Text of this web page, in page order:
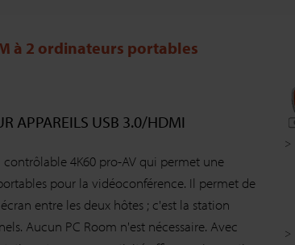
à 2 ordinateurs portables
APPAREILS USB 3.0/HDMI
4K60 pro-AV qui permet une
pour la vidéoconférence. Il permet de
entre les deux hôtes ; c'est la station
Aucun PC Room n'est nécessaire. Avec
>
>